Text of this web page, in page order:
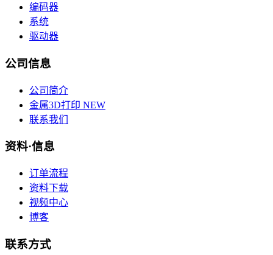
编码器
系统
驱动器
公司信息
公司简介
金属3D打印 NEW
联系我们
资料·信息
订单流程
资料下载
视频中心
博客
联系方式